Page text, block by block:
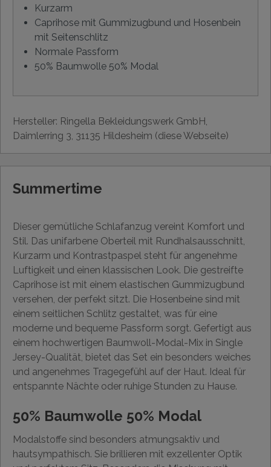
Kurzarm
Caprihose mit Gummizugbund und Hosenbein
mit Seitenschlitz
Normale Passform
50% Baumwolle 50% Modal
Hersteller: Ringella Bekleidungswerk GmbH,
Daimlerring 3, 31135 Hildesheim (diese Webseite)
Summertime
Dieser gemütliche Schlafanzug vereint Komfort und
Stil. Das unifarbene Oberteil mit Rundhalsausschnitt,
Kurzarm und Kontrastpaspel steht für angenehme
Luftigkeit und einen klassischen Look. Die gestreifte
Caprihose ist mit einem elastischen Gummizugbund
versehen, der perfekt sitzt. Die Hosenbeine sind mit
einem seitlichen Schlitz gestaltet, was für eine
moderne und bequeme Passform sorgt. Gefertigt aus
einem hochwertigen Baumwoll-Modal-Mix in Single
Jersey-Qualität, bietet das Set ein besonders weiches
und angenehmes Tragegefühl auf der Haut. Ideal für
entspannte Nächte oder ruhige Stunden zu Hause.
50% Baumwolle 50% Modal
Modalstoffe sind besonders atmungsaktiv und
hautsympathisch. Sie brillieren mit exzellenter Optik